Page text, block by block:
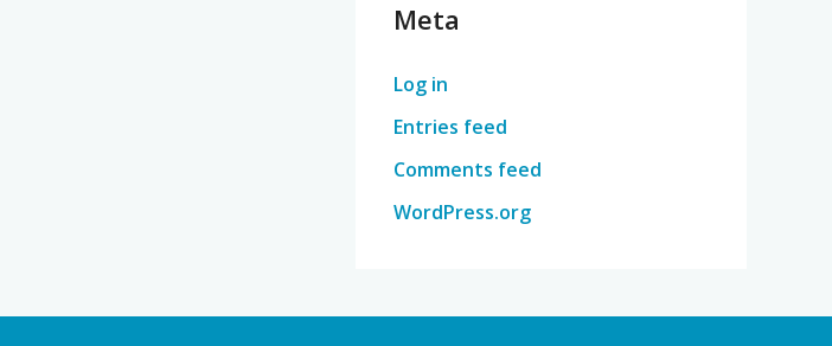
Meta
Log in
Entries feed
Comments feed
WordPress.org